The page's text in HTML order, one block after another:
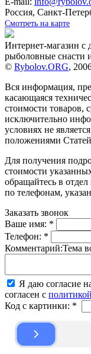
Россия, Санкт-
Смотреть на карте
Интернет-магазин с
рыболовные снасти
© Rybolov.ORG,
Вся информация,
касающаяся
стоимости товаров,
исключительно
условиях не
положениями
Для получения
стоимости
обращайтесь в
по телефонам,
Заказать звонок
Ваше имя: *
Телефон: *
Комментарий:Тема
Я даю согласие
согласен с
Код с картинки: *